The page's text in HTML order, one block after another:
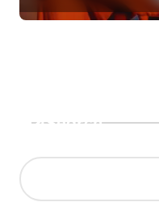
Search